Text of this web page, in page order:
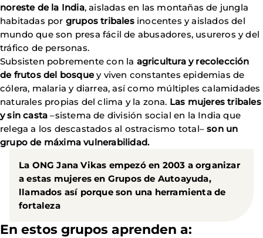
noreste de la India, aisladas en las montañas de jungla
habitadas por grupos tribalesinocentes y aislados del
mundo que son presa fácil de abusadores, usureros y del
tráfico de personas.
Subsisten pobremente con la agricultura y recolección
de frutos del bosquey viven constantes epidemias de
cólera, malaria y diarrea, así como múltiples calamidades
naturales propias del clima y la zona. Las mujeres tribales
y sin casta –sistema de división social en la India que
relega a los descastados al ostracismo total–son un
grupo de máxima vulnerabilidad.
La ONG Jana Vikas empezó en 2003 a organizar
a estas mujeres en Grupos de Autoayuda,
llamados así porque son una herramienta de
fortaleza
En estos grupos aprenden a: